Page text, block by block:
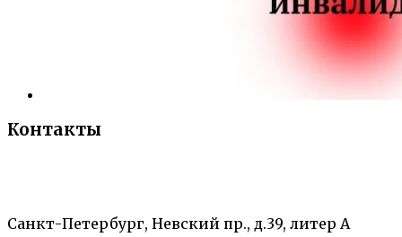
Контакты
Санкт-Петербург, Невский пр., д.39, литер А